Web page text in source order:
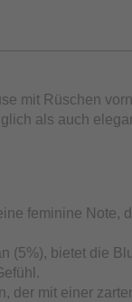
mit Rüschen
als auch
feminine Note,
bietet die
mit einer